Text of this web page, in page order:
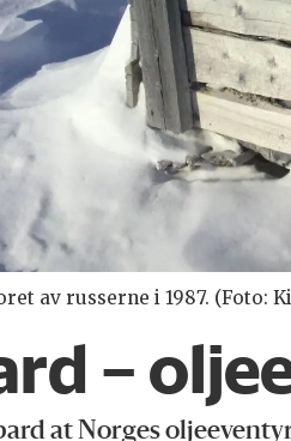
av russerne i 1987. (Foto:
–
at Norges